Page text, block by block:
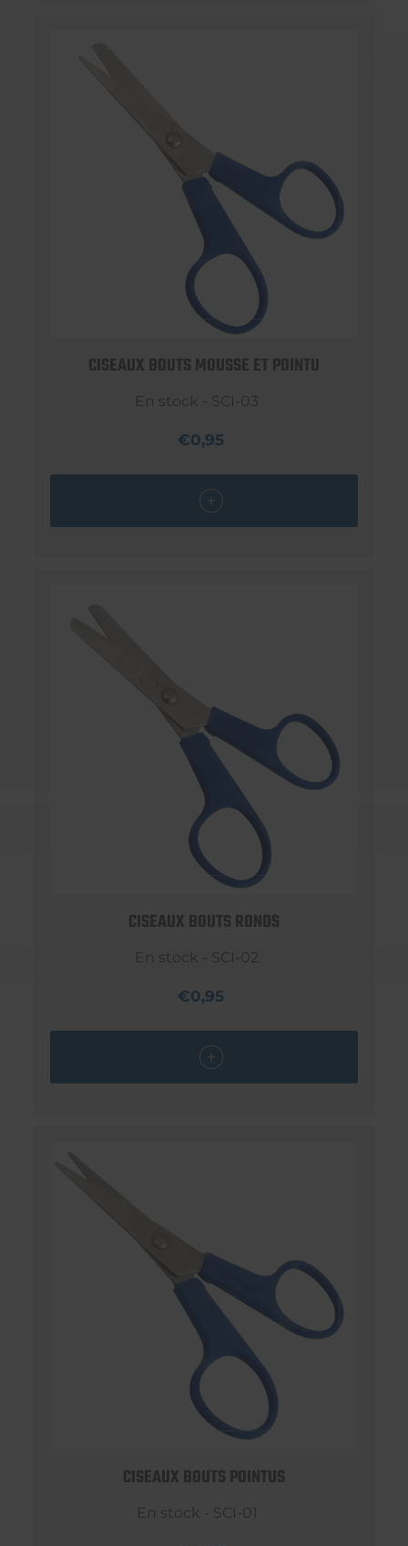
CISEAUX BOUTS MOUSSE ET POINTU
En stock - SCI-03
€0,95
CISEAUX BOUTS RONDS
En stock - SCI-02
€0,95
CISEAUX BOUTS POINTUS
En stock - SCI-01